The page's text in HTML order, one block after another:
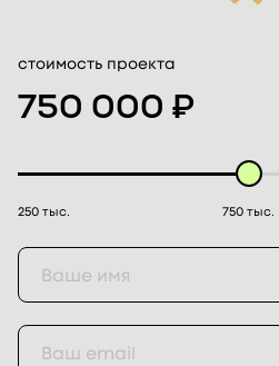
стоимость проекта
750 000 ₽
250 тыс. 750 тыс.